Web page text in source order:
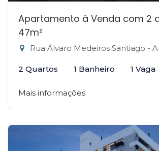
Apartamento à Venda com 2
47m²
Rua Álvaro Medeiros Santiago - Areias,
2 Quartos 1 Banheiro 1 Vaga
Mais informações